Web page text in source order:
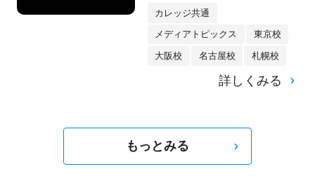
カレッジ共通
メディアトピックス 東京校
大阪校 名古屋校 札幌校
詳しくみる
もっとみる